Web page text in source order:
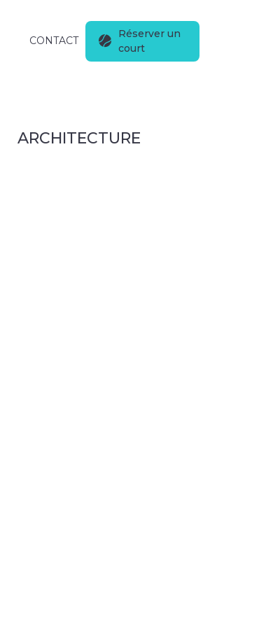
CONTACT
Réserver un
court
ARCHITECTURE